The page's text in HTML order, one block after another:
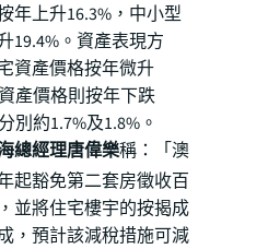
年上升16.3%，中小型
19.4%。資產表現方
資產價格按年微升
產價格則按年下跌
別約1.7%及1.8%。
總經理唐偉樂稱：「澳
起豁免第二套房徵收百
並將住宅樓宇的按揭成
，預計該減稅措施可減